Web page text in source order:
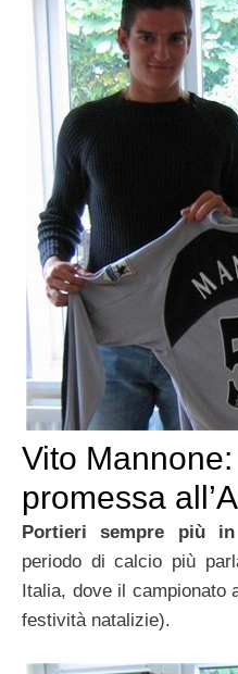
Vito
promessa
Portieri sempre più
periodo di calcio più
Italia, dove il campionato
festività natalizie).